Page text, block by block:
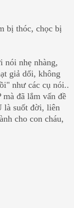
bị thóc, chọc bị
nhẹ nhàng,
giả dối, không
như các cụ nói..
đã lắm vấn đề
là suốt đời, liên
cho con cháu,